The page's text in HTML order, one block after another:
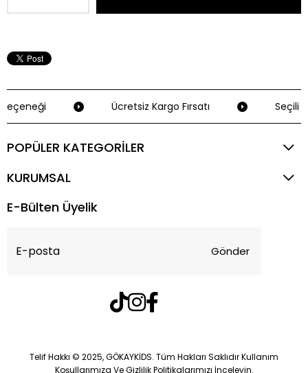
Ücretsiz Kargo Fırsatı Seçili
POPÜLER KATEGORİLER
KURUMSAL
E-Bülten Üyelik
Gönder
Telif Hakkı © 2025, GÖKAYKİDS. Tüm Hakları Saklıdır Kullanım
Koşullarımıza Ve Gizlilik Politikalarımızı İnceleyin.